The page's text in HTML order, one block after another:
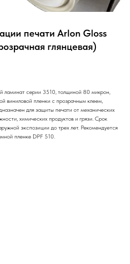
печати Arlon Gloss
глянцевая)
ламинат серии 3510, толщиной 80 микрон,
виниловой пленки с прозрачным клеем,
для защиты печати от механических
химических продуктов и грязи. Срок
экспозиции до трех лет. Рекомендуется
пленке DPF 510.